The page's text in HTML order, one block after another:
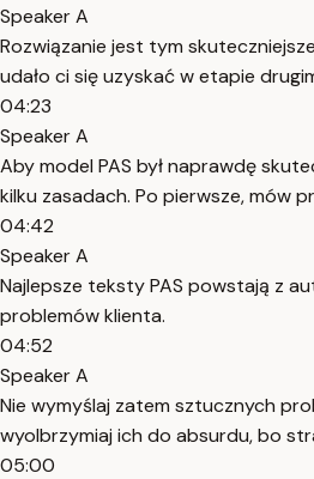
Speaker A
Rozwiązanie jest tym
udało ci się uzyskać w etapie
04:23
Speaker A
Aby model PAS był naprawdę
kilku zasadach. Po pierwsze, mów
04:42
Speaker A
Najlepsze teksty PAS powstają z
problemów klienta.
04:52
Speaker A
Nie wymyślaj zatem sztucznych
wyolbrzymiaj ich do absurdu, bo
05:00